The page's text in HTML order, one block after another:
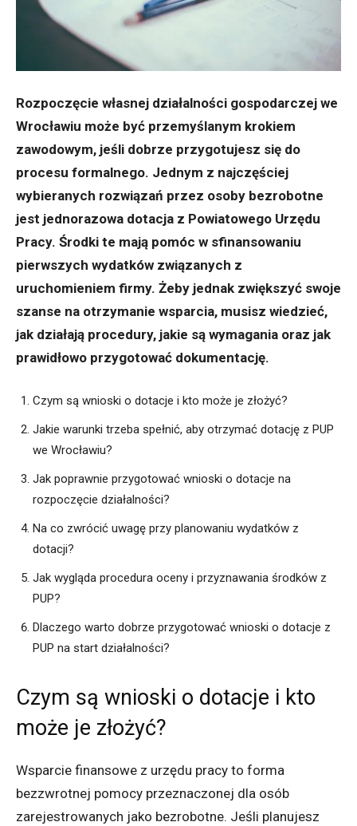
Rozpoczęcie własnej działalności gospodarczej we
Wrocławiu może być przemyślanym krokiem
zawodowym, jeśli dobrze przygotujesz się do
procesu formalnego. Jednym z najczęściej
wybieranych rozwiązań przez osoby bezrobotne
jest jednorazowa dotacja z Powiatowego Urzędu
Pracy. Środki te mają pomóc w sfinansowaniu
pierwszych wydatków związanych z
uruchomieniem firmy. Żeby jednak zwiększyć swoje
szanse na otrzymanie wsparcia, musisz wiedzieć,
jak działają procedury, jakie są wymagania oraz jak
prawidłowo przygotować dokumentację.
Czym są wnioski o dotacje i kto może je złożyć?
Jakie warunki trzeba spełnić, aby otrzymać dotację z PUP
we Wrocławiu?
Jak poprawnie przygotować wnioski o dotacje na
rozpoczęcie działalności?
Na co zwrócić uwagę przy planowaniu wydatków z
dotacji?
Jak wygląda procedura oceny i przyznawania środków z
PUP?
Dlaczego warto dobrze przygotować wnioski o dotacje z
PUP na start działalności?
Czym są wnioski o dotacje i kto
może je złożyć?
Wsparcie finansowe z urzędu pracy to forma
bezzwrotnej pomocy przeznaczonej dla osób
zarejestrowanych jako bezrobotne. Jeśli planujesz